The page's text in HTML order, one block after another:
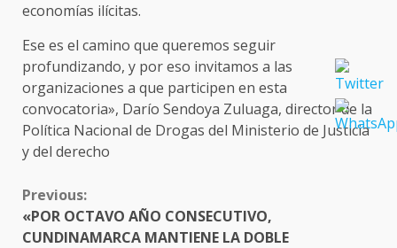
economías ilícitas.
Ese es el camino que queremos seguir
profundizando, y por eso invitamos a las
organizaciones a que participen en esta
convocatoria», Darío Sendoya Zuluaga, director de la
Política Nacional de Drogas del Ministerio de Justicia
y del derecho
CONTINUE
READING
Previous:
«POR OCTAVO AÑO CONSECUTIVO,
CUNDINAMARCA MANTIENE LA DOBLE